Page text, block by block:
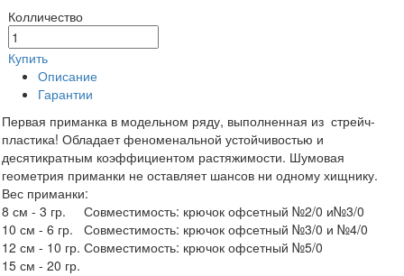
Колличество
Купить
Описание
Гарантии
Первая приманка в модельном ряду, выполненная из стрейч-
пластика! Обладает феноменальной устойчивостью и
десятикратным коэффициентом растяжимости. Шумовая
геометрия приманки не оставляет шансов ни одному хищнику.
Вес приманки:
8 см - 3 гр. Совместимость: крючок офсетный №2/0 и№3/0
10 см - 6 гр. Совместимость: крючок офсетный №3/0 и №4/0
12 см - 10 гр. Совместимость: крючок офсетный №5/0
15 см - 20 гр.